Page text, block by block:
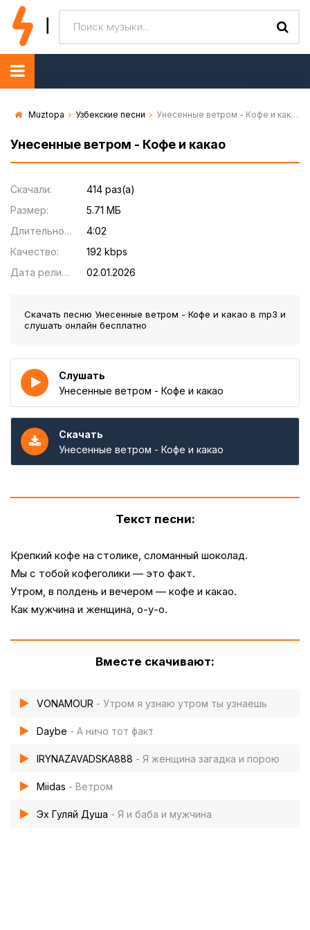
Muztopa Узбекские песни Унесенные ветром - Кофе и какао
Унесенные ветром - Кофе и какао
Скачали:
414 раз(а)
Размер:
5.71 МБ
Длительность:
4:02
Качество:
192 kbps
Дата релиза:
02.01.2026
Скачать песню Унесенные ветром - Кофе и какао в mp3 и
слушать онлайн бесплатно
Слушать
Унесенные ветром - Кофе и какао
Скачать
Унесенные ветром - Кофе и какао
Текст песни:
Крепкий кофе на столике, сломанный шоколад.
Мы с тобой кофеголики — это факт.
Утром, в полдень и вечером — кофе и какао.
Как мужчина и женщина, о-у-о.
Вместе скачивают:
VONAMOUR - Утром я узнаю утром ты узнаешь
Daybe - А ничо тот факт
IRYNAZAVADSKA888 - Я женщина загадка и порою
Miidas - Ветром
Эх Гуляй Душа - Я и баба и мужчина